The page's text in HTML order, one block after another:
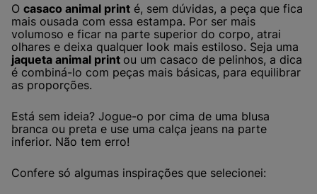
O casaco animal print é, sem dúvidas, a peça que fica
mais ousada com essa estampa. Por ser mais
volumoso e ficar na parte superior do corpo, atrai
olhares e deixa qualquer look mais estiloso. Seja uma
jaqueta animal print ou um casaco de pelinhos, a dica
é combiná-lo com peças mais básicas, para equilibrar
as proporções.
Está sem ideia? Jogue-o por cima de uma blusa
branca ou preta e use uma calça jeans na parte
inferior. Não tem erro!
Confere só algumas inspirações que selecionei: